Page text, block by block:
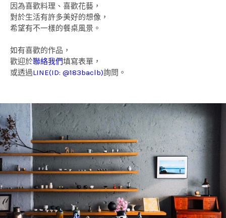
因為喜歡料理、喜歡花藝，
對於生活有許多美好的想像，
希望有不一樣的餐桌風景。
如有喜歡的作品，
歡迎於聯絡我們填寫表單，
或透過LINE(ID: @183baclb)詢問。